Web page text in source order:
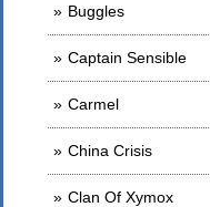
Buggles
Captain Sensible
Carmel
China Crisis
Clan Of Xymox